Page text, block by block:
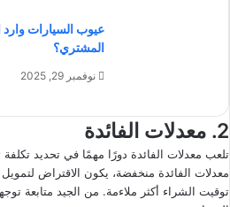
عيوب السيارات وارد
المشتري؟
نوفمبر 29, 2025
2. معدلات الفائدة
تلعب معدلات الفائدة دورًا مهمًا في تحديد
معدلات الفائدة منخفضة، يكون الاقتراض
توقيت الشراء أكثر ملاءمة. من الجيد متابعة